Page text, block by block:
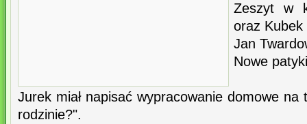
Zeszyt w
oraz
Jan
Nowe
Jurek miał napisać wypracowanie domowe
rodzinie?".